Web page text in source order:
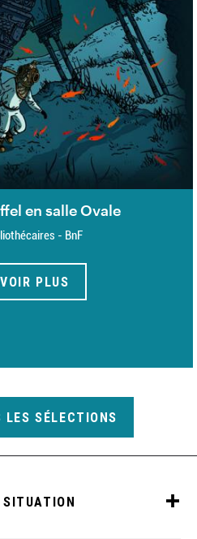
en salle Ovale
- BnF
PLUS
LES SÉLECTIONS
SITUATION